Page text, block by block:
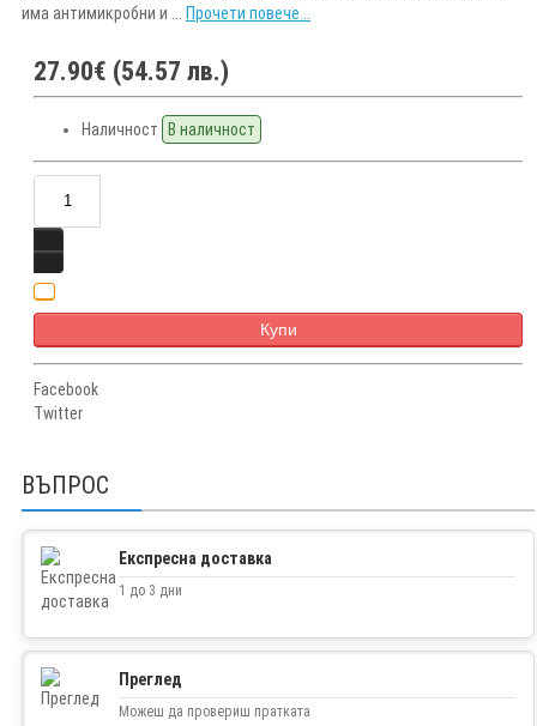
има антимикробни и ... Прочети повече...
27.90€ (54.57 лв.)
Наличност В наличност
Купи
Facebook
Twitter
ВЪПРОС
Експресна доставка
1 до 3 дни
Преглед
Можеш да провериш пратката